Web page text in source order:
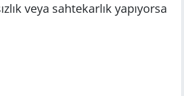
veya sahtekarlık yapıyorsa